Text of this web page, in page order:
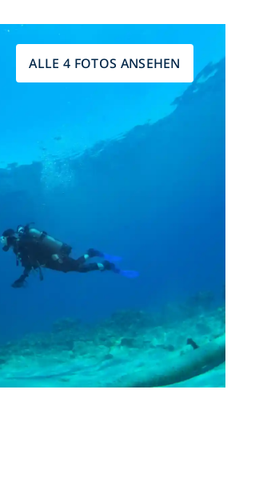
ALLE 4 FOTOS ANSEHEN